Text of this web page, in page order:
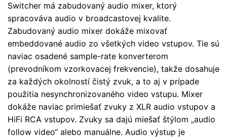
Switcher má zabudovaný audio mixer, ktorý
spracováva audio v broadcastovej kvalite.
Zabudovaný audio mixer dokáže mixovať
embeddované audio zo všetkých video vstupov. Tie sú
naviac osadené sample-rate konverterom
(prevodníkom vzorkovacej frekvencie), takže dosahuje
za každých okolností čistý zvuk, a to aj v prípade
použitia nesynchronizovaného video vstupu. Mixer
dokáže naviac primiešať zvuky z XLR audio vstupov a
HiFi RCA vstupov. Zvuky sa dajú miešať štýlom „audio
follow video“ alebo manuálne. Audio výstup je